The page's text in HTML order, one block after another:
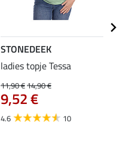
STONEDEEK
ladies topje Tessa
11,90 €14,90 €
9,52 €
4.6 10